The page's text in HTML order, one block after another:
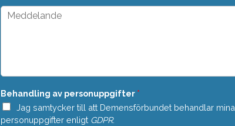
*p
M
a
d
e
*
Behandling av personuppgifter *
Jag samtycker till att Demensförbundet behandlar mina
personuppgifter enligt GDPR.